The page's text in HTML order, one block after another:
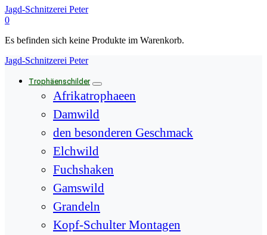
Jagd-Schnitzerei Peter
0
Es befinden sich keine Produkte im Warenkorb.
Jagd-Schnitzerei Peter
Trophäenschilder
Afrikatrophaeen
Damwild
den besonderen Geschmack
Elchwild
Fuchshaken
Gamswild
Grandeln
Kopf-Schulter Montagen